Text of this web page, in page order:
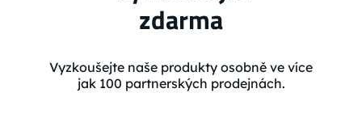
zdarma
Vyzkoušejte naše produkty osobně ve více
jak 100 partnerských prodejnách.